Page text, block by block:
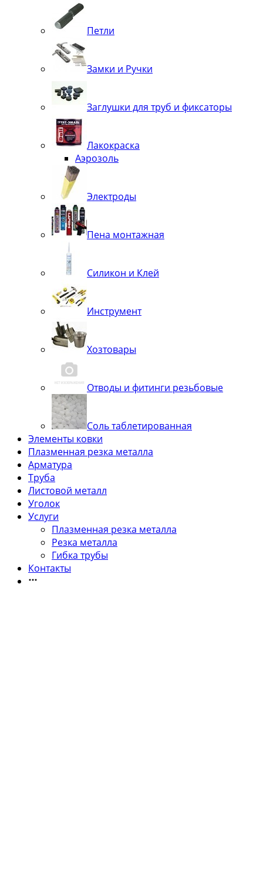
Петли
Замки и Ручки
Заглушки для труб и фиксаторы
Лакокраска
Аэрозоль
Электроды
Пена монтажная
Силикон и Клей
Инструмент
Хозтовары
Отводы и фитинги резьбовые
Соль таблетированная
Элементы ковки
Плазменная резка металла
Арматура
Труба
Листовой металл
Уголок
Услуги
Плазменная резка металла
Резка металла
Гибка трубы
Контакты